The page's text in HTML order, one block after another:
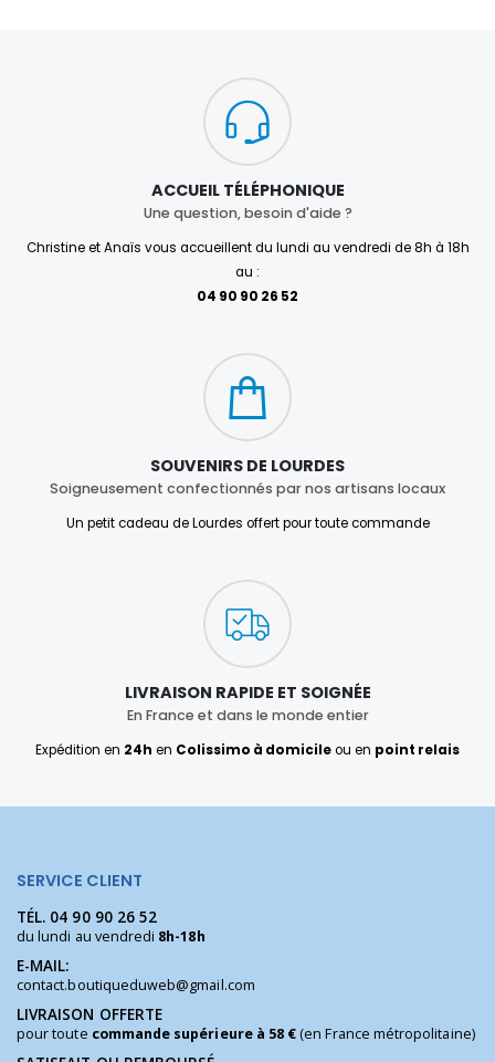
ACCUEIL TÉLÉPHONIQUE
Une question, besoin d'aide ?
Christine et Anaïs vous accueillent du lundi au vendredi de 8h à 18h
au :
04 90 90 26 52
SOUVENIRS DE LOURDES
Soigneusement confectionnés par nos artisans locaux
Un petit cadeau de Lourdes offert pour toute commande
LIVRAISON RAPIDE ET SOIGNÉE
En France et dans le monde entier
Expédition en 24h en Colissimo à domicileou en point relais
SERVICE CLIENT
TÉL. 04 90 90 26 52
du lundi au vendredi 8h-18h
E-MAIL:
contact.boutiqueduweb@gmail.com
LIVRAISON OFFERTE
pour toute commande supérieure à 58 €(en France métropolitaine)